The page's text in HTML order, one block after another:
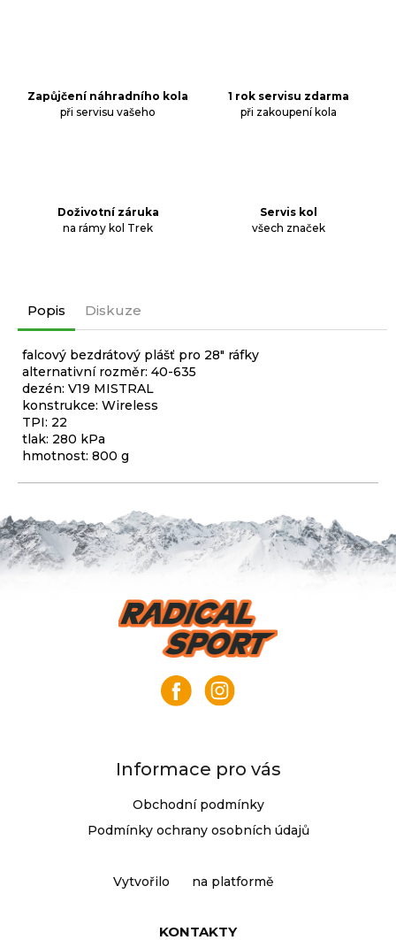
Zapůjčení náhradního kola
při servisu vašeho
1 rok servisu zdarma
při zakoupení kola
Doživotní záruka
na rámy kol Trek
Servis kol
všech značek
Popis Diskuze
falcový bezdrátový plášť pro 28" ráfky
alternativní rozměr: 40-635
dezén: V19 MISTRAL
konstrukce: Wireless
TPI: 22
tlak: 280 kPa
hmotnost: 800 g
Informace pro vás
Obchodní podmínky
Podmínky ochrany osobních údajů
Vytvořilo na platformě
KONTAKTY